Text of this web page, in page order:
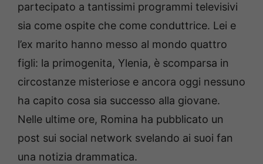
partecipato a tantissimi programmi televisivi
sia come ospite che come conduttrice. Lei e
l’ex marito hanno messo al mondo quattro
figli: la primogenita, Ylenia, è scomparsa in
circostanze misteriose e ancora oggi nessuno
ha capito cosa sia successo alla giovane.
Nelle ultime ore, Romina ha pubblicato un
post sui social network svelando ai suoi fan
una notizia drammatica.